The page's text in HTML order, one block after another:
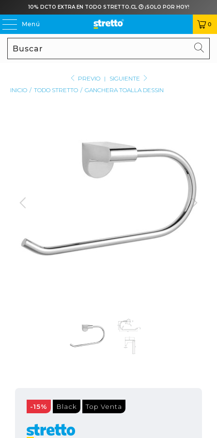
10% DCTO EXTRA EN TODO STRETTO.CL 🕑 ¡SOLO POR HOY!
Menú 0
Buscar
PREVIO |
SIGUIENTE
INICIO / TODO STRETTO / GANCHERA TOALLA DESSIN
-15% Black Top Venta